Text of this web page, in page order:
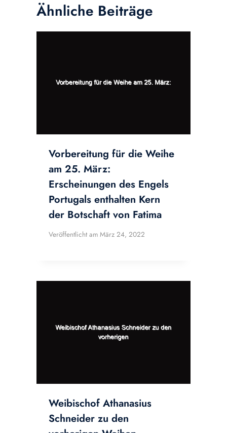
Ähnliche Beiträge
Vorbereitung für die Weihe
am 25. März:
Erscheinungen des Engels
Portugals enthalten Kern
der Botschaft von Fatima
Veröffentlicht am März 24, 2022
Weibischof Athanasius
Schneider zu den